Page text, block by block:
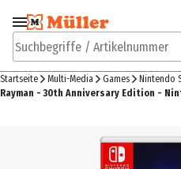
Zur Navigation
springen
Suchbegriffe / Artikelnummer
Startseite Multi-Media Games
Nintendo
Rayman - 30th Anniversary Edition -